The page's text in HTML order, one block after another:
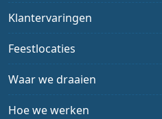
Klantervaringen
Feestlocaties
Waar we draaien
Hoe we werken